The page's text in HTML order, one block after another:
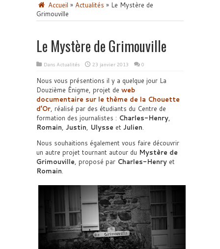
Accueil » Actualités » Le Mystère de
Grimouville
Le Mystère de Grimouville
Dans Actualités 23 janvier 2013 0
Nous vous présentions il y a quelque jour La
Douzième Énigme, projet de web
documentaire sur le thème de la Chouette
d’Or, réalisé par des étudiants du Centre de
formation des journalistes : Charles-Henry,
Romain, Justin, Ulysse et Julien.
Nous souhaitions également vous faire découvrir
un autre projet tournant autour du Mystère de
Grimouville, proposé par Charles-Henry et
Romain.